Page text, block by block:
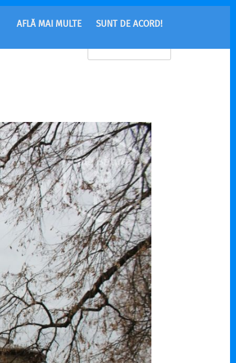
AFLĂ MAI MULTE SUNT DE ACORD!